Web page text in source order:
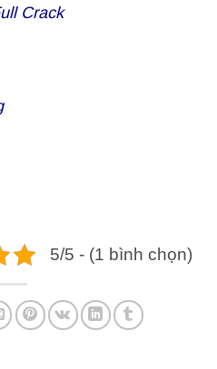
Crack
5/5 - (1 bình chọn)